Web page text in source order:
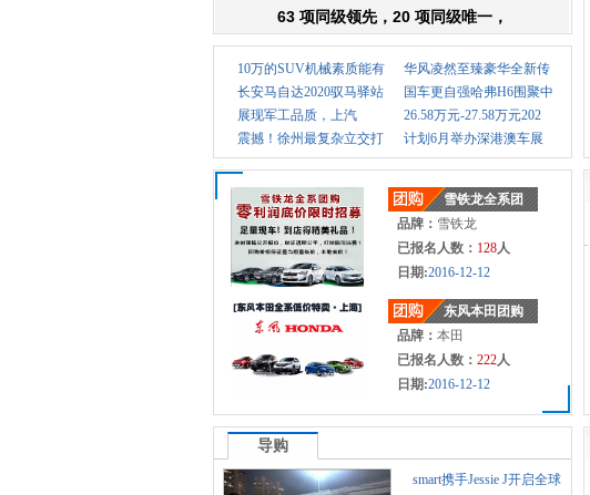
63 项同级领先，20 项同级唯一，
10万的SUV机械素质能有
华风凌然至臻豪华全新传
长安马自达2020驭马驿站
国车更自强哈弗H6围聚中
展现军工品质，上汽
MAXU
26.58万元-27.58万元202
震撼！徐州最复杂立交打
计划6月举办深港澳车展
雪铁龙全系团
品牌： 雪铁龙
已报名人数： 128人
日期:2016-12-12
东风本田团购
品牌： 本田
已报名人数： 222人
日期:2016-12-12
导购
smart携手Jessie J开启全球